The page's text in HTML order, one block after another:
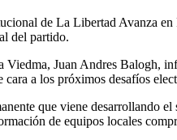
de La Libertad Avanza
del partido.
Juan Andres Balogh,
a los próximos desafíos
que viene
de equipos locales